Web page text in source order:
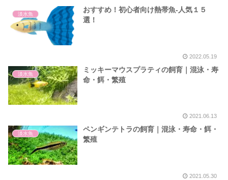
淡水魚
おすすめ！初心者向け熱帯魚-人気１５
選！
2022.05.19
淡水魚
ミッキーマウスプラティの飼育｜混泳・寿
命・餌・繁殖
2021.06.13
淡水魚
ペンギンテトラの飼育｜混泳・寿命・餌・
繁殖
2021.05.30